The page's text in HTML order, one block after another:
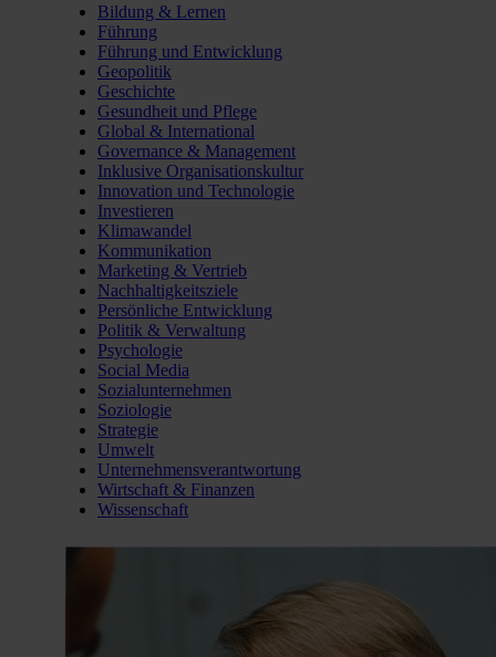
Bildung & Lernen
Führung
Führung und Entwicklung
Geopolitik
Geschichte
Gesundheit und Pflege
Global & International
Governance & Management
Inklusive Organisationskultur
Innovation und Technologie
Investieren
Klimawandel
Kommunikation
Marketing & Vertrieb
Nachhaltigkeitsziele
Persönliche Entwicklung
Politik & Verwaltung
Psychologie
Social Media
Sozialunternehmen
Soziologie
Strategie
Umwelt
Unternehmensverantwortung
Wirtschaft & Finanzen
Wissenschaft